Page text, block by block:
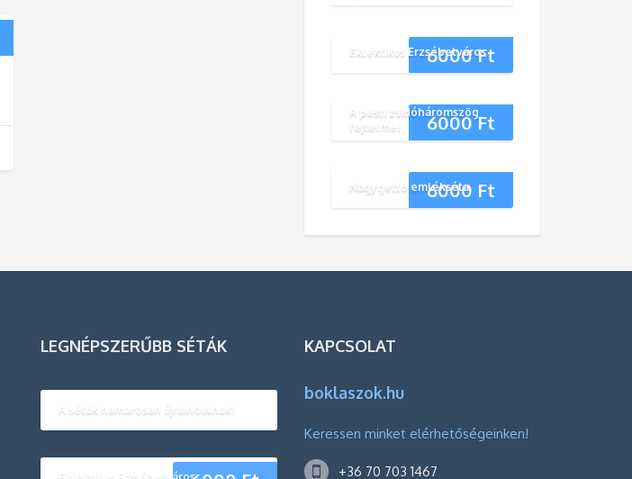
6000Ft
Eklektikus Erzsébetváros
6000Ft
A pesti zsidóháromszög
rejtelmei
6000 Ft
Nagygettó emlékséta
LEGNÉPSZERŰBB SÉTÁK
A séták hamarosan újraindulnak!
KAPCSOLAT
boklaszok.hu
Keressen minket elérhetőségeinken!
+36 70 703 1467